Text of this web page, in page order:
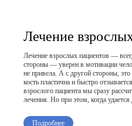
Лечение
Лечение взрослых пациентов —
стороны — уверен в мотивации
не привела. А с другой стороны, это
кость пластична и быстро
взрослого пациента мы сразу
лечения. Но при этом, когда
Подробнее